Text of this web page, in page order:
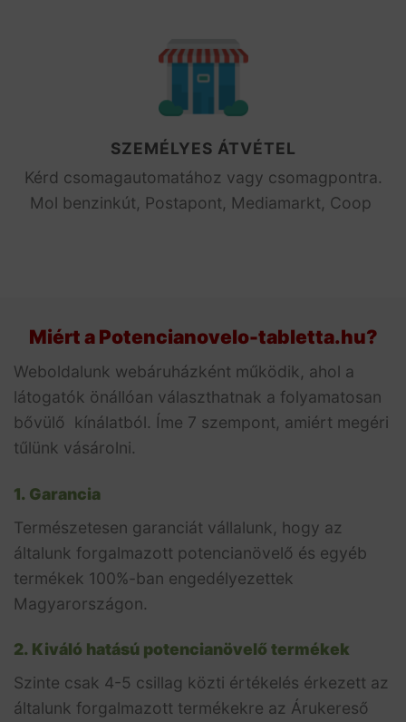
SZEMÉLYES ÁTVÉTEL
Kérd csomagautomatához vagy csomagpontra.
Mol benzinkút, Postapont, Mediamarkt, Coop
Miért a Potencianovelo-tabletta.hu?
Weboldalunk webáruházként működik, ahol a
látogatók önállóan választhatnak a folyamatosan
bővülő kínálatból. Íme 7 szempont, amiért megéri
tűlünk vásárolni.
1. Garancia
Természetesen garanciát vállalunk, hogy az
általunk forgalmazott potencianövelő és egyéb
termékek 100%-ban engedélyezettek
Magyarországon.
2. Kiváló hatású potencianövelő termékek
Szinte csak 4-5 csillag közti értékelés érkezett az
általunk forgalmazott termékekre az Árukereső